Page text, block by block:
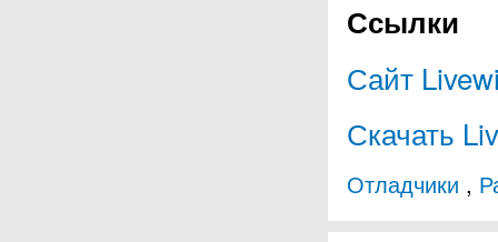
Ссылки
Сайт
Скачать
Отладчики ,